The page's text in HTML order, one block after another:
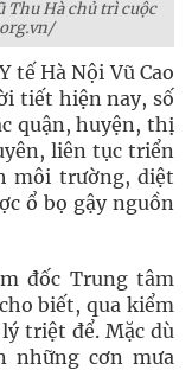
Thu Hà chủ trì cuộc
tế Hà Nội Vũ Cao
tiết hiện nay, số
quận, huyện, thị
liên tục triển
môi trường, diệt
ổ bọ gậy nguồn
đốc Trung tâm
biết, qua kiểm
triệt để. Mặc dù
những cơn mưa